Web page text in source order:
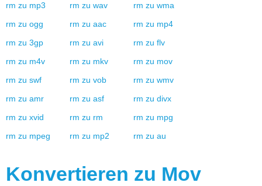
rm zu mp3 rm zu wav rm zu wma
rm zu ogg rm zu aac rm zu mp4
rm zu 3gp rm zu avi rm zu flv
rm zu m4v rm zu mkv rm zu mov
rm zu swf rm zu vob rm zu wmv
rm zu amr rm zu asf rm zu divx
rm zu xvid rm zu rm rm zu mpg
rm zu mpeg rm zu mp2 rm zu au
Konvertieren zu Mov